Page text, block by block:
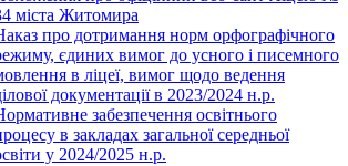
міста Житомира
про дотримання норм орфографічного
єдиних вимог до усного і писемного
в ліцеї, вимог щодо ведення
документації в 2023/2024 н.р.
забезпечення освітнього
в закладах загальної середньої
у 2024/2025 н.р.